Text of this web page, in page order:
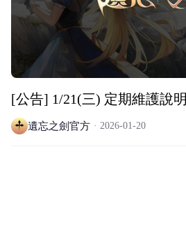
[公告] 1/21(三) 定期維護說明
遺忘之劍官方 2026-01-20